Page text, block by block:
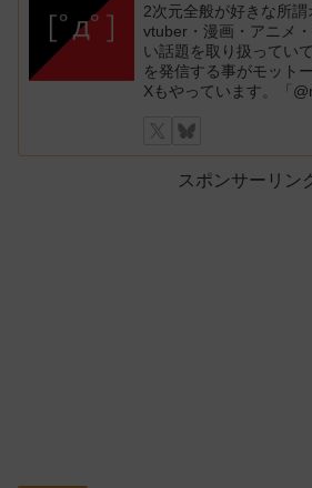
2次元全般が好きな所謂
vtuber・漫画・アニメ
い話題を取り扱ってい
を発信する事がモットー
Xもやっています。「
スポンサーリン